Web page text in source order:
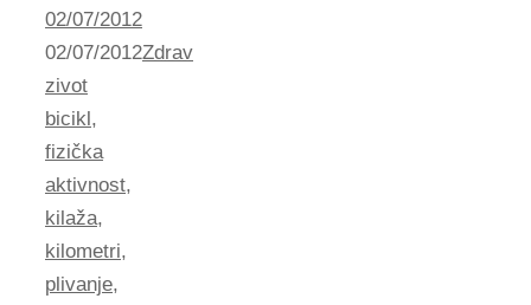
02/07/2012
02/07/2012Zdrav
zivot
bicikl ,
fizička
aktivnost,
kilaža,
kilometri,
plivanje,